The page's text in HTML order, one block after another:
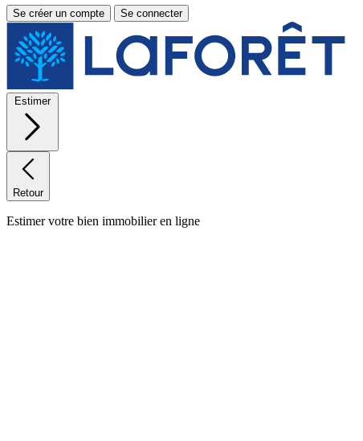
Se créer un compte Se connecter
Estimer
Retour
Estimer votre bien immobilier en ligne